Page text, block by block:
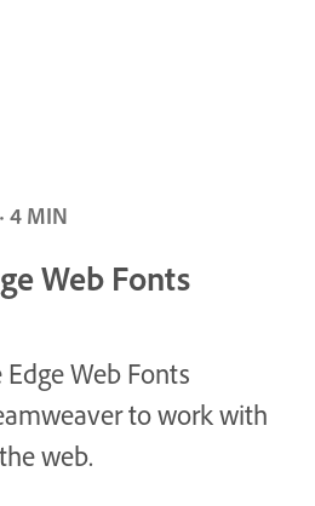
4 MIN
Web Fonts
Web Fonts
to work with
web.